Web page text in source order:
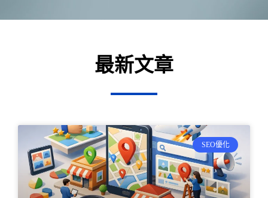
最新文章
SEO優化
頁
面
頁
面
頁
面
頁
面
頁
面
頁
面
頁
面
頁
面
頁
面
頁
面
頁
面
面
面
頁
面
頁
面